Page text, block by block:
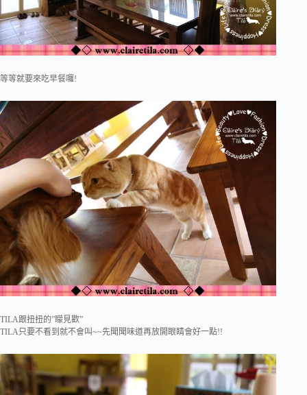
等等就要來吃早餐囉!
TILA跟扭扭的”矇見歡”
TILA只要不看到就不會叫~~先聞聞味道再放開眼睛會好一點!!